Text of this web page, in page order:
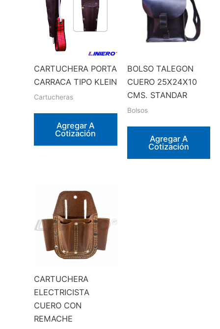
CARTUCHERA PORTA
CARRACA TIPO KLEIN
Cartucheras
Agregar A
Cotización
BOLSO TALEGON
CUERO 25X24X10
CMS. STANDAR
Bolsos
Agregar A
Cotización
CARTUCHERA
ELECTRICISTA
CUERO CON
REMACHE